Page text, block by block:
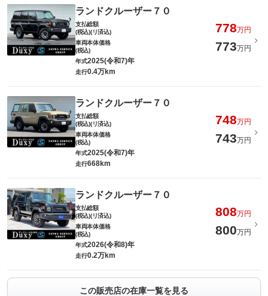
ランドクルーザー７０
支払総額
(税込)(リ済込)
778万円
車両本体価格
(税込)
773万円
年式2025(令和7)年
走行0.4万km
ランドクルーザー７０
支払総額
(税込)(リ済込)
748万円
車両本体価格
(税込)
743万円
年式2025(令和7)年
走行668km
ランドクルーザー７０
支払総額
(税込)(リ済込)
808万円
車両本体価格
(税込)
800万円
年式2026(令和8)年
走行0.2万km
この販売店の在庫一覧を見る